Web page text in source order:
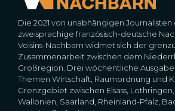
Die 2021 von unabhängigen
zweisprachige französisch-deutsche
Voisins-Nachbarn widmet sich der
Zusammenarbeit zwischen dem
Großregion. Drei wöchentliche
Themen Wirtschaft, Raumordnung und
Grenzgebiet zwischen Elsass,
Wallonien, Saarland, Rheinland-Pfalz,